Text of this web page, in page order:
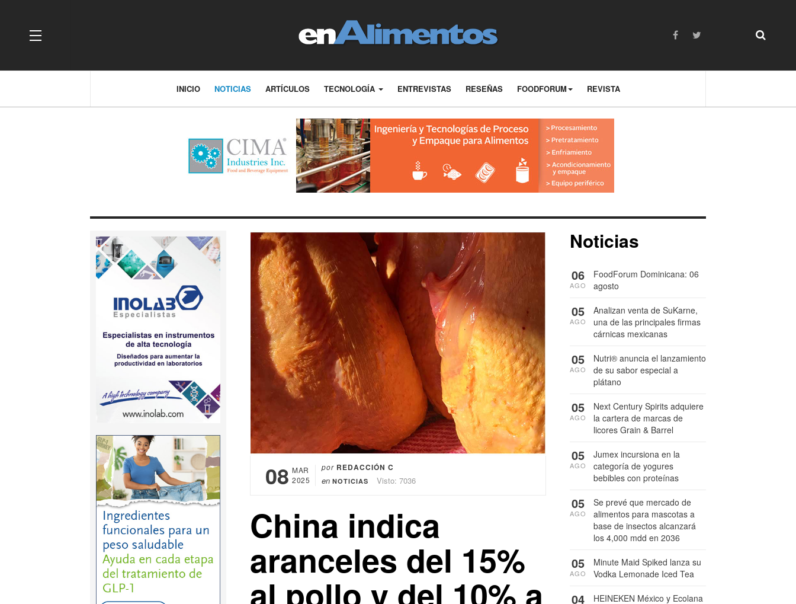
OFF CANVAS
INICIO NOTICIAS ARTÍCULOS TECNOLOGÍA ENTREVISTAS RESEÑAS FOODFORUM REVISTA
08 MAR
2025
por REDACCIÓN C
en NOTICIAS Visto: 7036
China indica
aranceles del 15%
Noticias
FoodForum Dominicana: 06
agosto
06
AGO
Analizan venta de SuKarne,
una de las principales firmas
cárnicas mexicanas
05
AGO
Nutri® anuncia el lanzamiento
de su sabor especial a
plátano
05
AGO
Next Century Spirits adquiere
la cartera de marcas de
licores Grain & Barrel
05
AGO
Jumex incursiona en la
categoría de yogures
bebibles con proteínas
05
AGO
Se prevé que mercado de
alimentos para mascotas a
base de insectos alcanzará
los 4,000 mdd en 2036
05
AGO
Minute Maid Spiked lanza su
Vodka Lemonade Iced Tea
05
AGO
HEINEKEN México y Ecolana
04